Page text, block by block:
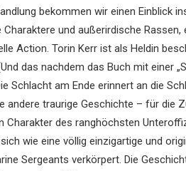
bekommen wir einen Einblick
und außerirdische Rassen,
Action. Torin Kerr ist als Heldin
das nachdem das Buch mit einer
am Ende erinnert an die
andere traurige Geschichte – für die
Charakter des ranghöchsten
wie eine völlig einzigartige und
Sergeants verkörpert. Die